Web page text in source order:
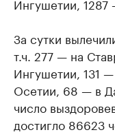
Ингушетии, 1287
За сутки
т.ч. 277 — на
Ингушетии, 131
Осетии, 68 — в
число
достигло 86623